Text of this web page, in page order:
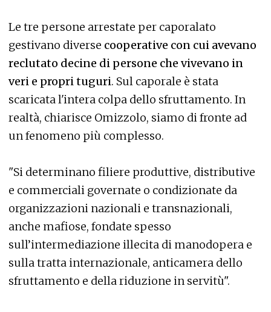
Le tre persone arrestate per caporalato
gestivano diverse cooperative con cui avevano
reclutato decine di persone che vivevano in
veri e propri tuguri. Sul caporale è stata
scaricata l'intera colpa dello sfruttamento. In
realtà, chiarisce Omizzolo, siamo di fronte ad
un fenomeno più complesso.
"Si determinano filiere produttive, distributive
e commerciali governate o condizionate da
organizzazioni nazionali e transnazionali,
anche mafiose, fondate spesso
sull’intermediazione illecita di manodopera e
sulla tratta internazionale, anticamera dello
sfruttamento e della riduzione in servitù".